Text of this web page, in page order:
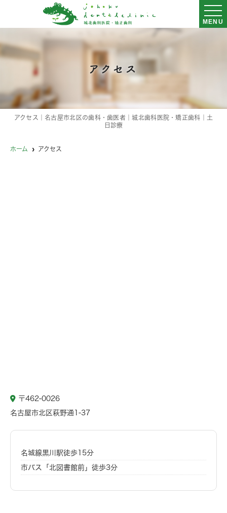
MENU
アクセス
アクセス｜名古屋市北区の歯科・歯医者｜城北歯科医院・矯正歯科｜土
日診療
ホーム アクセス
〒462-0026
名古屋市北区萩野通1-37
名城線黒川駅徒歩15分
市バス「北図書館前」徒歩3分